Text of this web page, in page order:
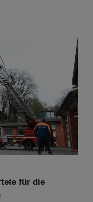
für die